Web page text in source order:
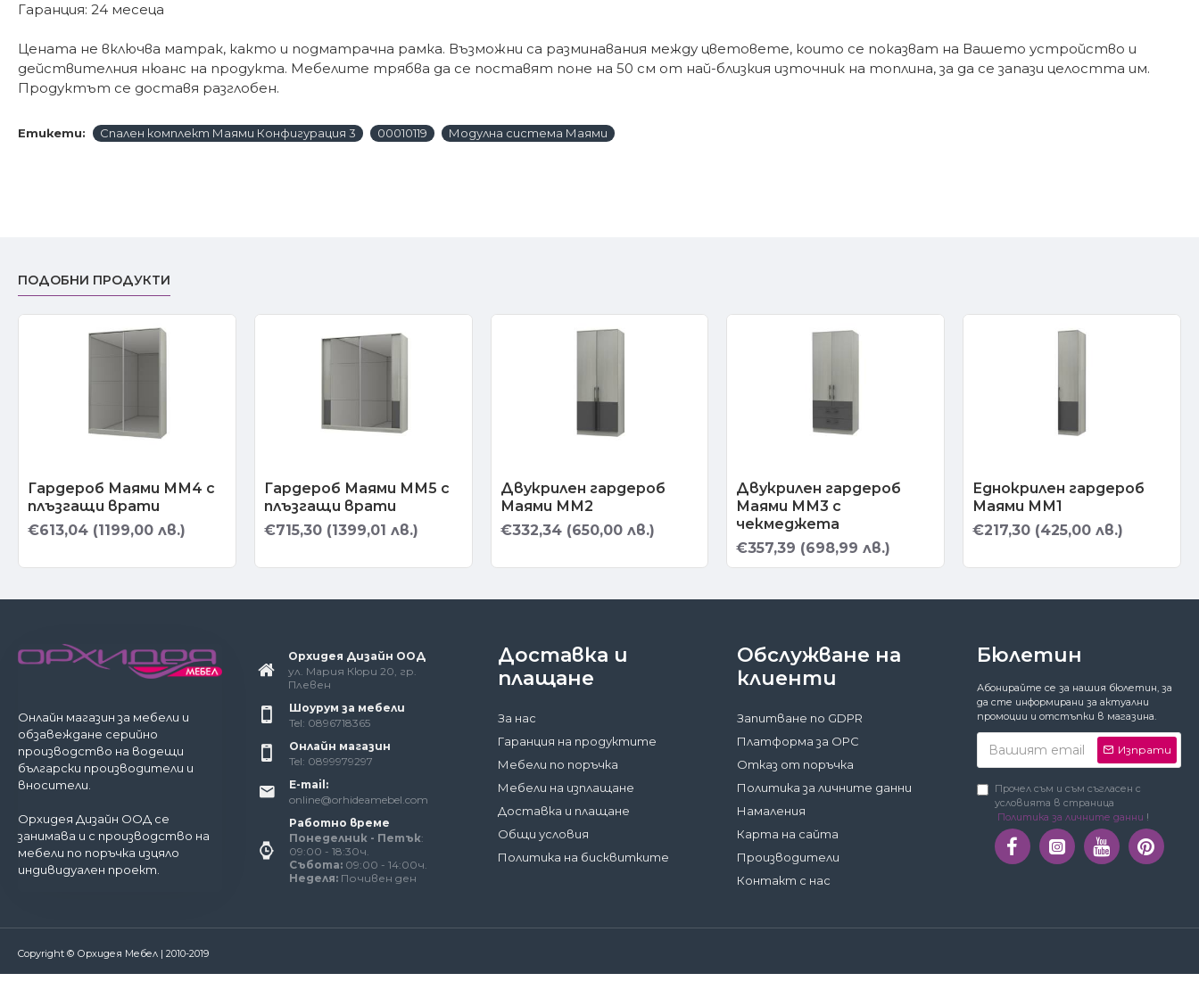
бисквитки. В тях не съхраняваме лични данни!
Гаранция: 24 месеца
Цената не включва матрак, както и подматрачна рамка. Възможни са разминавания между цветовете, които се показват на Вашето устройство и
действителния нюанс на продукта. Мебелите трябва да се поставят поне на 50 см от най-близкия източник на топлина, за да се запази целостта им.
Продуктът се доставя разглобен.
Етикети: Спален комплект Маями Конфигурация 3 00010119 Модулна система Маями
ПОДОБНИ ПРОДУКТИ
Гардероб Маями ММ4 с
плъзгащи врати
€613,04 (1199,00 лв.)
Гардероб Маями ММ5 с
плъзгащи врати
€715,30 (1399,01 лв.)
Двукрилен гардероб
Маями ММ2
€332,34 (650,00 лв.)
Двукрилен гардероб
Маями ММ3 с
чекмеджета
€357,39 (698,99 лв.)
Еднокрилен гардероб
Маями ММ1
€217,30 (425,00 лв.)
Онлайн магазин за мебели и
обзавеждане серийно
производство на водещи
български производители и
вносители.
Орхидея Дизайн ООД се
занимава и с производство на
мебели по поръчка изцяло
индивидуален проект.
Орхидея Дизайн ООД
ул. Мария Кюри 20, гр.
Плевен
Шоурум за мебели
Tel: 0896718365
Онлайн магазин
Tel: 0899979297
E-mail:
online@orhideamebel.com
Работно време
Понеделник - Петък:
09:00 - 18:30ч.
Събота:09:00 - 14:00ч.
Неделя:Почивен ден
Доставка и
плащане
За нас
Гаранция на продуктите
Мебели по поръчка
Мебели на изплащане
Доставка и плащане
Общи условия
Политика на бисквитките
Обслужване на
клиенти
Запитване по GDPR
Платформа за ОРС
Отказ от поръчка
Политика за личните данни
Намаления
Карта на сайта
Производители
Контакт с нас
Бюлетин
Абонирайте се за нашия бюлетин, за
да сте информирани за актуални
промоции и отстъпки в магазина.
Изпрати
Прочел съм и съм съгласен с
условията в страница
Политика за личните данни !
Copyright © Орхидея Мебел | 2010-2019